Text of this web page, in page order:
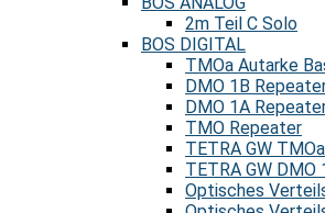
2m Teil C Solo
BOS DIGITAL
TMOa Autarke
DMO 1B
DMO 1A
TMO Repeater
TETRA GW TMOa
TETRA GW DMO
Optisches